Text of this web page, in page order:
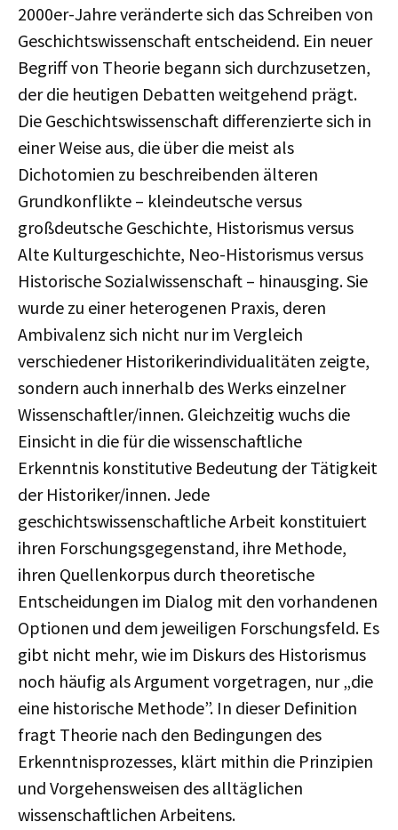
2000er-Jahre veränderte sich das Schreiben von
Geschichtswissenschaft entscheidend. Ein neuer
Begriff von Theorie begann sich durchzusetzen,
der die heutigen Debatten weitgehend prägt.
Die Geschichtswissenschaft differenzierte sich in
einer Weise aus, die über die meist als
Dichotomien zu beschreibenden älteren
Grundkonflikte – kleindeutsche versus
großdeutsche Geschichte, Historismus versus
Alte Kulturgeschichte, Neo-Historismus versus
Historische Sozialwissenschaft – hinausging. Sie
wurde zu einer heterogenen Praxis, deren
Ambivalenz sich nicht nur im Vergleich
verschiedener Historikerindividualitäten zeigte,
sondern auch innerhalb des Werks einzelner
Wissenschaftler/innen. Gleichzeitig wuchs die
Einsicht in die für die wissenschaftliche
Erkenntnis konstitutive Bedeutung der Tätigkeit
der Historiker/innen. Jede
geschichtswissenschaftliche Arbeit konstituiert
ihren Forschungsgegenstand, ihre Methode,
ihren Quellenkorpus durch theoretische
Entscheidungen im Dialog mit den vorhandenen
Optionen und dem jeweiligen Forschungsfeld. Es
gibt nicht mehr, wie im Diskurs des Historismus
noch häufig als Argument vorgetragen, nur „die
eine historische Methode”. In dieser Definition
fragt Theorie nach den Bedingungen des
Erkenntnisprozesses, klärt mithin die Prinzipien
und Vorgehensweisen des alltäglichen
wissenschaftlichen Arbeitens.